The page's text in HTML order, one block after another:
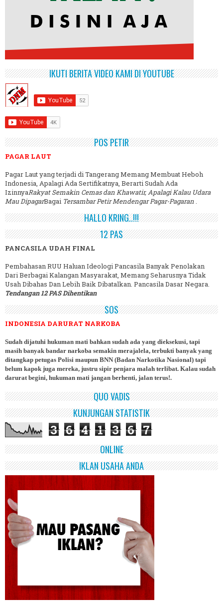
IKUTI BERITA VIDEO KAMI DI YOUTUBE
POS PETIR
PAGAR LAUT
Pagar Laut yang terjadi di Tangerang Memang Membuat Heboh
Indonesia, Apalagi Ada Sertifikatnya, Berarti Sudah Ada
IzinnyaRakyat Semakin Cemas dan Khawatir, Apalagi Kalau Udara
Mau DipagarBagai Tersambar Petir Mendengar Pagar-Pagaran.
HALLO KRING..!!!
12 PAS
PANCASILA UDAH FINAL
Pembahasan RUU Haluan Ideologi Pancasila Banyak Penolakan
Dari Berbagai Kalangan Masyarakat, Memang Seharusnya Tidak
Usah Dibahas Dan Lebih Baik Dibatalkan. Pancasila Dasar Negara.
Tendangan 12 PAS Dihentikan
SOS
INDONESIA DARURAT NARKOBA
Sudah dijatuhi hukuman mati bahkan sudah ada yang dieksekusi, tapi
masih banyak bandar narkoba semakin merajalela, terbukti banyak yang
ditangkap petugas Polisi maupun BNN (Badan Narkotika Nasional) tapi
belum kapok juga mereka, justru sipir penjara malah terlibat. Kalau sudah
darurat begini, hukuman mati jangan berhenti, jalan terus!.
QUO VADIS
KUNJUNGAN STATISTIK
3 6 4 1 3 6 7
ONLINE
IKLAN USAHA ANDA